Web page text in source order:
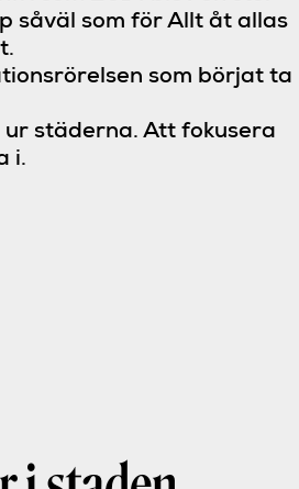
såväl som för Allt åt allas
som börjat ta
städerna. Att fokusera
i.